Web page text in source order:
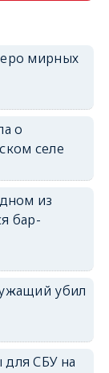
erid: 2SDnjdvhGXG
мирных
о
селе
из
бар-
убил
СБУ на